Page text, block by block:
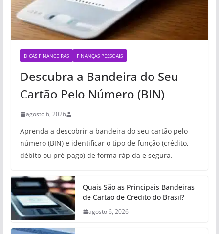
DICAS FINANCEIRAS FINANÇAS PESSOAIS
Descubra a Bandeira do Seu
Cartão Pelo Número (BIN)
agosto 6, 2026
Aprenda a descobrir a bandeira do seu cartão pelo
número (BIN) e identificar o tipo de função (crédito,
débito ou pré-pago) de forma rápida e segura.
Quais São as Principais Bandeiras
de Cartão de Crédito do Brasil?
agosto 6, 2026